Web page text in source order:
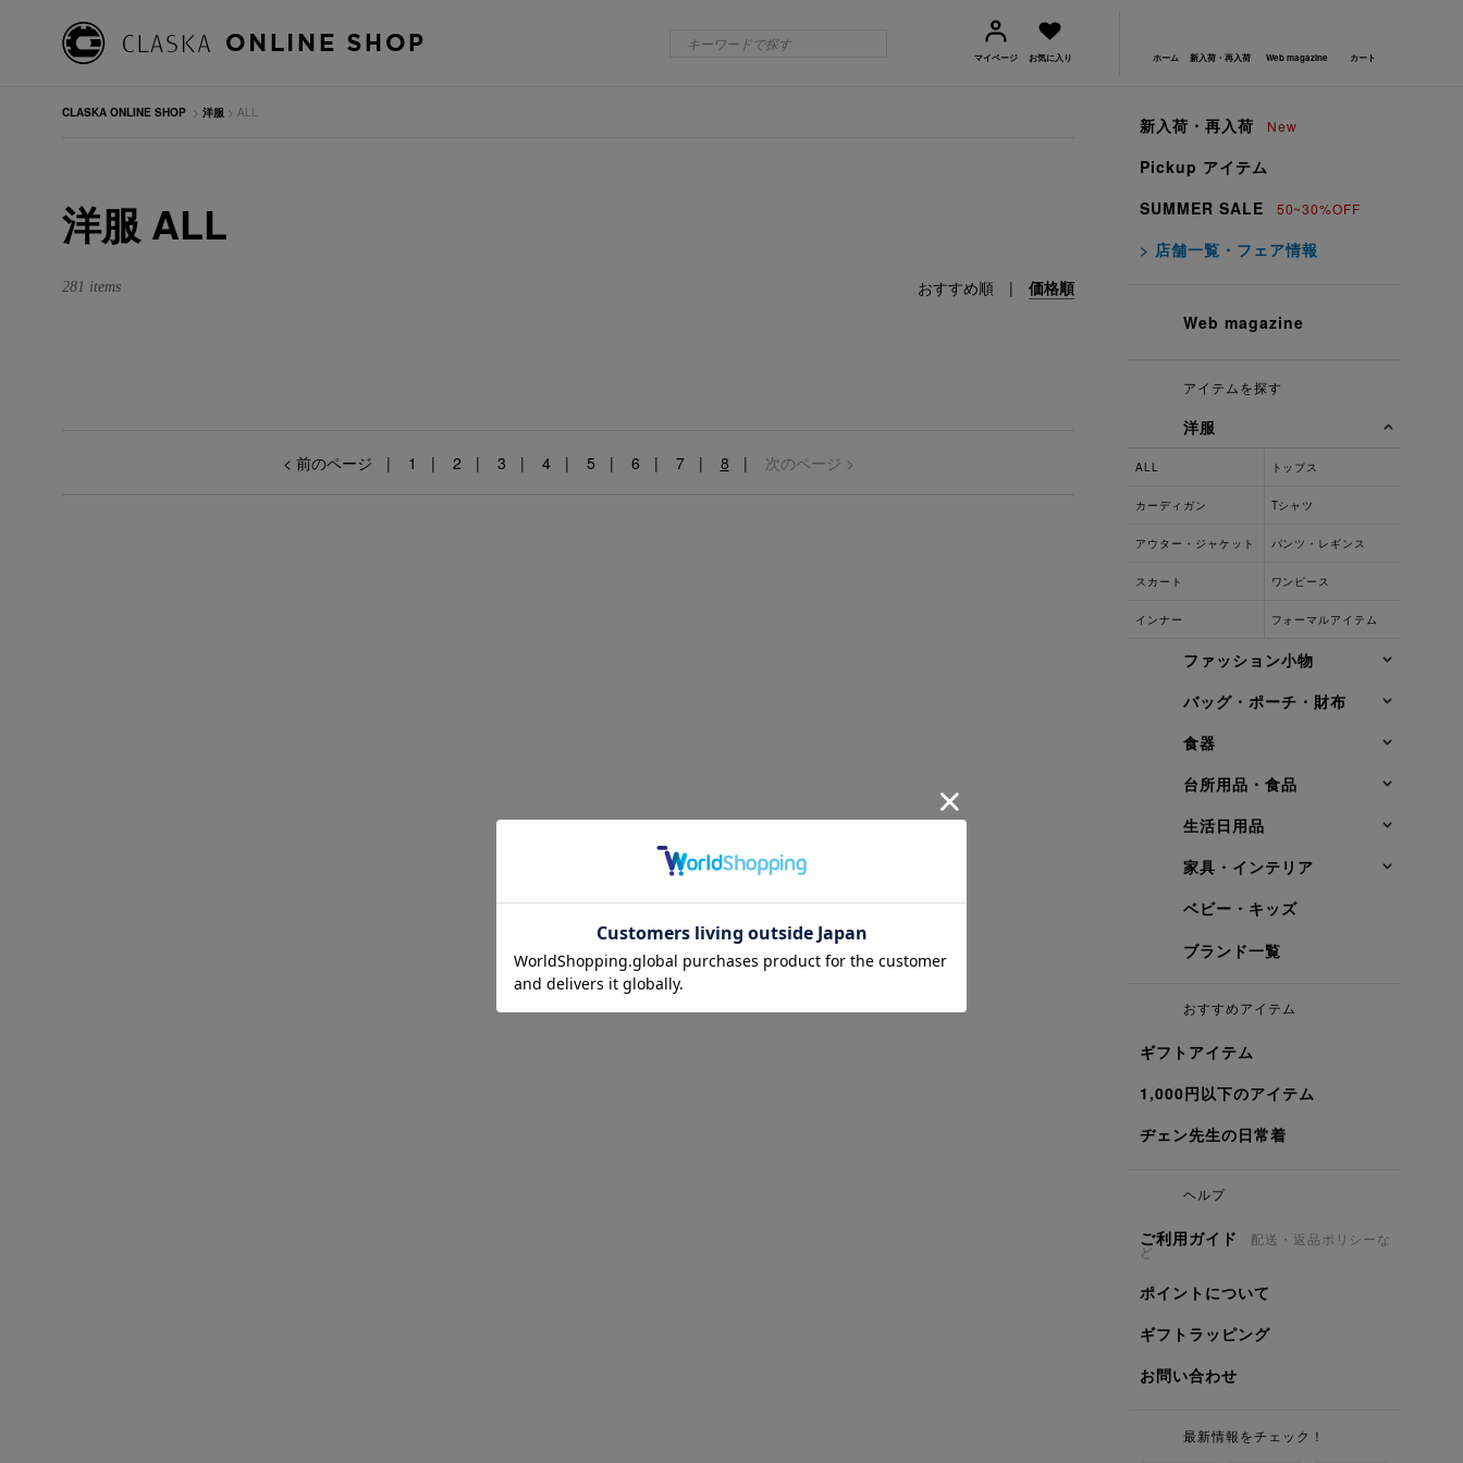
マイページ お気に入り ホーム 新入荷・再入荷 Web magazine カート
新入荷・再入荷 New
Pickup アイテム
SUMMER SALE
50~30%OFF
> 店舗一覧・フェア情報
Web magazine
アイテムを探す
洋服
ALL トップス
カーディガン Tシャツ
アウター・ジャケット パンツ・レギンス
スカート ワンピース
インナー フォーマルアイテム
ファッション小物
バッグ・ポーチ・財布
食器
台所用品・食品
生活日用品
家具・インテリア
ベビー・キッズ
ブランド一覧
おすすめアイテム
ギフトアイテム
1,000円以下のアイテム
ヂェン先生の日常着
ヘルプ
ご利用ガイド 配送・返品ポリシーな
ど
ポイントについて
ギフトラッピング
お問い合わせ
最新情報をチェック！
CLASKA ONLINE SHOP > 洋服 > ALL
洋服 ALL
おすすめ順 | 価格順
281 items
< 前のページ 1 2 3 4 5 6 7 8 次のページ >